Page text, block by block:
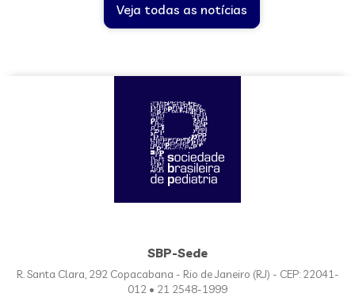
Veja todas as notícias
SBP-Sede
R. Santa Clara, 292 Copacabana - Rio de Janeiro (RJ) - CEP: 22041-
012 • 21 2548-1999